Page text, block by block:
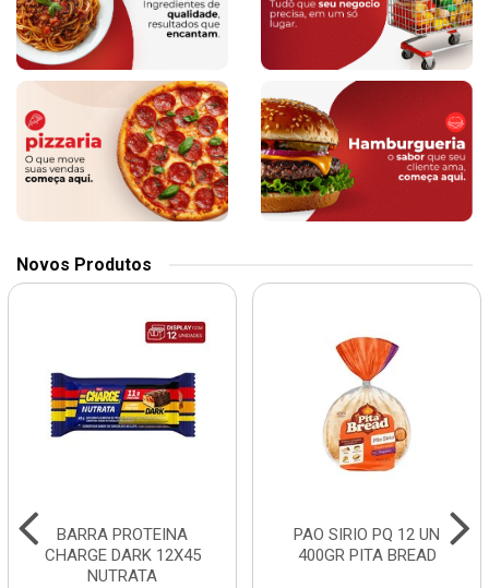
Novos Produtos
BARRA PROTEINA
CHARGE DARK 12X45
NUTRATA
PAO SIRIO PQ 12 UN
400GR PITA BREAD